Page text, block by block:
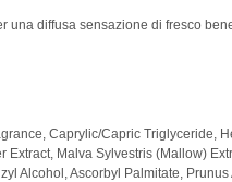
una diffusa sensazione di fresco
Caprylic/Capric Triglyceride,
Extract, Malva Sylvestris (Mallow)
Alcohol, Ascorbyl Palmitate,